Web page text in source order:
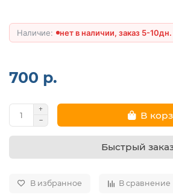
нет в наличии, заказ 5-10дн.
700 р.
В
Быстрый
В избранное В сравнение